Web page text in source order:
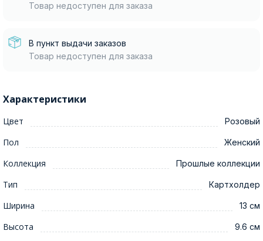
Товар недоступен для заказа
В пункт выдачи заказов
Товар недоступен для заказа
Характеристики
Цвет Розовый
Пол Женский
Коллекция Прошлые коллекции
Тип Картхолдер
Ширина 13 см
Высота 9.6 см